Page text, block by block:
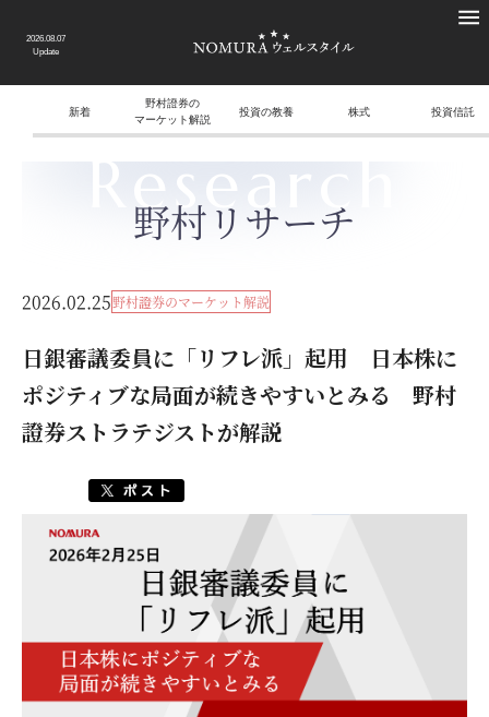
2026.08.07
Update
新着
野村證券の
マーケット解説
投資の教養 株式 投資信託
Research
野村リサーチ
2026.02.25野村證券のマーケット解説
日銀審議委員に「リフレ派」起用 日本株に
ポジティブな局面が続きやすいとみる 野村
證券ストラテジストが解説